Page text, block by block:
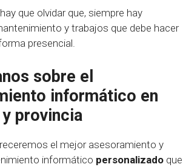
que olvidar que, siempre hay
y trabajos que debe hacer
presencial.
sobre el
informático en
provincia
el mejor asesoramiento y
informático personalizado que